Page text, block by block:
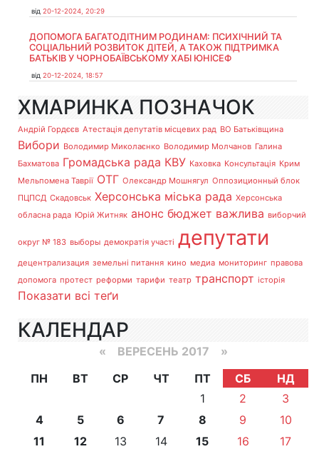
від 20-12-2024, 20:29
ДОПОМОГА БАГАТОДІТНИМ РОДИНАМ: ПСИХІЧНИЙ ТА
СОЦІАЛЬНИЙ РОЗВИТОК ДІТЕЙ, А ТАКОЖ ПІДТРИМКА
БАТЬКІВ У ЧОРНОБАЇВСЬКОМУ ХАБІ ЮНІСЕФ
від 20-12-2024, 18:57
ХМАРИНКА ПОЗНАЧОК
Андрій Гордєєв Атестація депутатів місцевих рад ВО Батьківщина
Вибори Володимир Миколаєнко Володимир Молчанов Галина
Бахматова Громадська рада КВУ Каховка Консультація Крим
Мельпомена Таврії ОТГ Олександр Мошнягул Оппозиционный блок
ПЦПСД Скадовськ Херсонська міська рада Херсонська
обласна рада Юрій Житняк анонс бюджет важлива виборчий
округ № 183 выборы демократія участі депутати
децентрализация земельні питання кино медиа мониторинг правова
допомога протест реформи тарифи театр транспорт історія
Показати всі теґи
КАЛЕНДАР
« ВЕРЕСЕНЬ 2017 »
ПН
ВТ СР ЧТ ПТ СБ
НД
1
2
3
4
5 6 7 8 9
10
11
12 13 14 15 16
17